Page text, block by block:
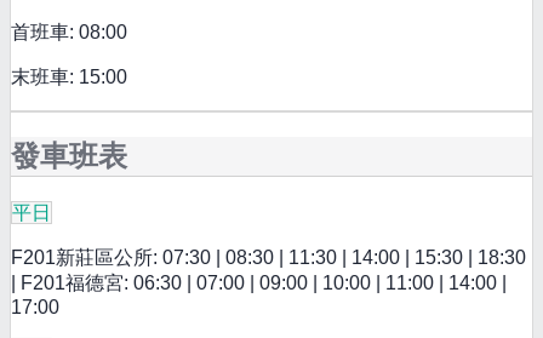
首班車: 08:00
末班車: 15:00
發車班表
平日
F201新莊區公所: 07:30 | 08:30 | 11:30 | 14:00 | 15:30 | 18:30
| F201福德宮: 06:30 | 07:00 | 09:00 | 10:00 | 11:00 | 14:00 |
17:00